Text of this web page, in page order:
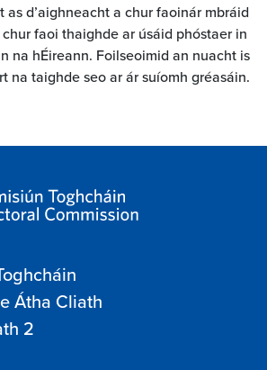
as d’aighneacht a chur faoinár mbráid
faoi thaighde ar úsáid phóstaer in
na hÉireann. Foilseoimid an nuacht is
na taighde seo ar ár suíomh gréasáin.
Átha Cliath
2